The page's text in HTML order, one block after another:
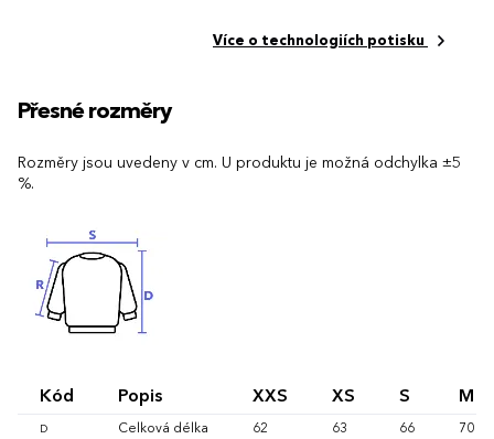
Více o technologiích potisku
Přesné rozměry
Rozměry jsou uvedeny v cm. U produktu je možná odchylka ±5
%.
Kód Popis XXS XS S M
D Celková délka 62 63 66 70